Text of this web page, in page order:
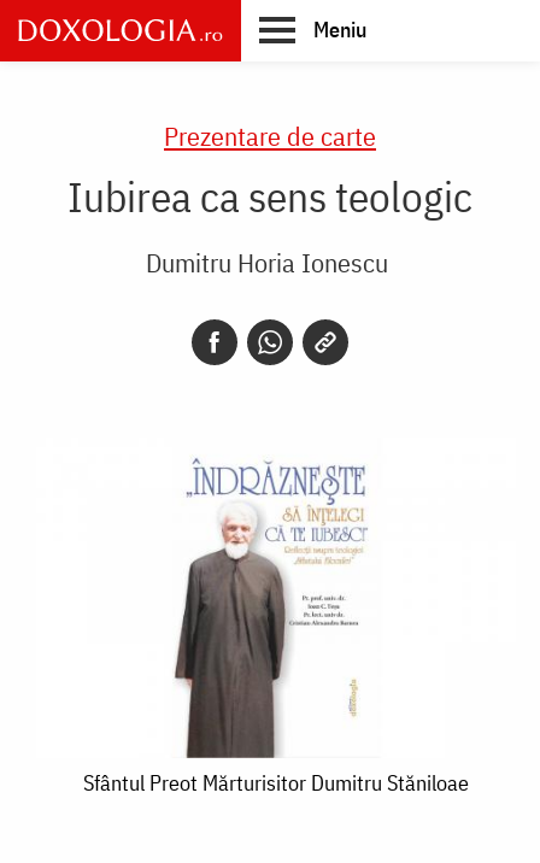
Skip
to
main
Meniu
Prezentare de carte
Iubirea ca sens teologic
Dumitru Horia Ionescu
SfântulSfântul Preot Mărturisitor Dumitru Stăniloae